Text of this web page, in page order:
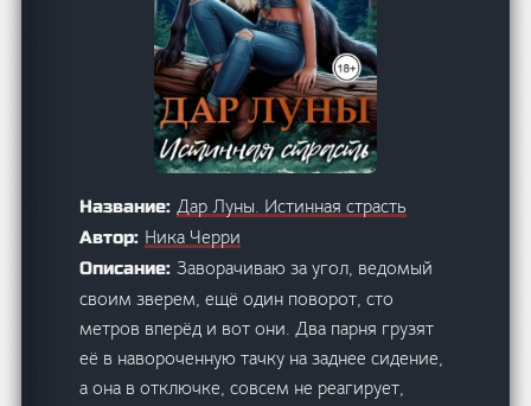
Название:Дар Луны. Истинная страсть
Автор: Ника Черри
Описание:Заворачиваю за угол, ведомый
своим зверем, ещё один поворот, сто
метров вперёд и вот они. Два парня грузят
её в навороченную тачку на заднее сидение,
а она в отключке, совсем не реагирует,